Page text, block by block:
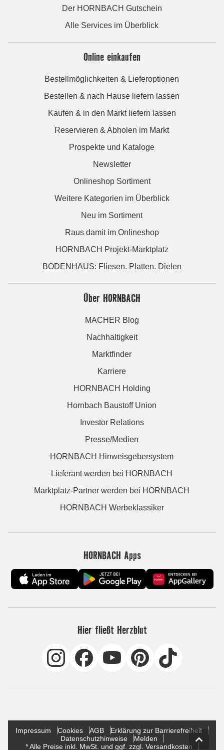
Der HORNBACH Gutschein
Alle Services im Überblick
Online einkaufen
Bestellmöglichkeiten & Lieferoptionen
Bestellen & nach Hause liefern lassen
Kaufen & in den Markt liefern lassen
Reservieren & Abholen im Markt
Prospekte und Kataloge
Newsletter
Onlineshop Sortiment
Weitere Kategorien im Überblick
Neu im Sortiment
Raus damit im Onlineshop
HORNBACH Projekt-Marktplatz
BODENHAUS: Fliesen. Platten. Dielen
Über HORNBACH
MACHER Blog
Nachhaltigkeit
Marktfinder
Karriere
HORNBACH Holding
Hornbach Baustoff Union
Investor Relations
Presse/Medien
HORNBACH Hinweisgebersystem
Lieferant werden bei HORNBACH
Marktplatz-Partner werden bei HORNBACH
HORNBACH Werbeklassiker
HORNBACH Apps
Hier fließt Herzblut
Impressum Cookies AGB
Erklärung zur Barrierefreiheit
Datenschutzhinweise
Melden
* Alle Preise inkl. MwSt. und ggf. zzgl. Versandkosten